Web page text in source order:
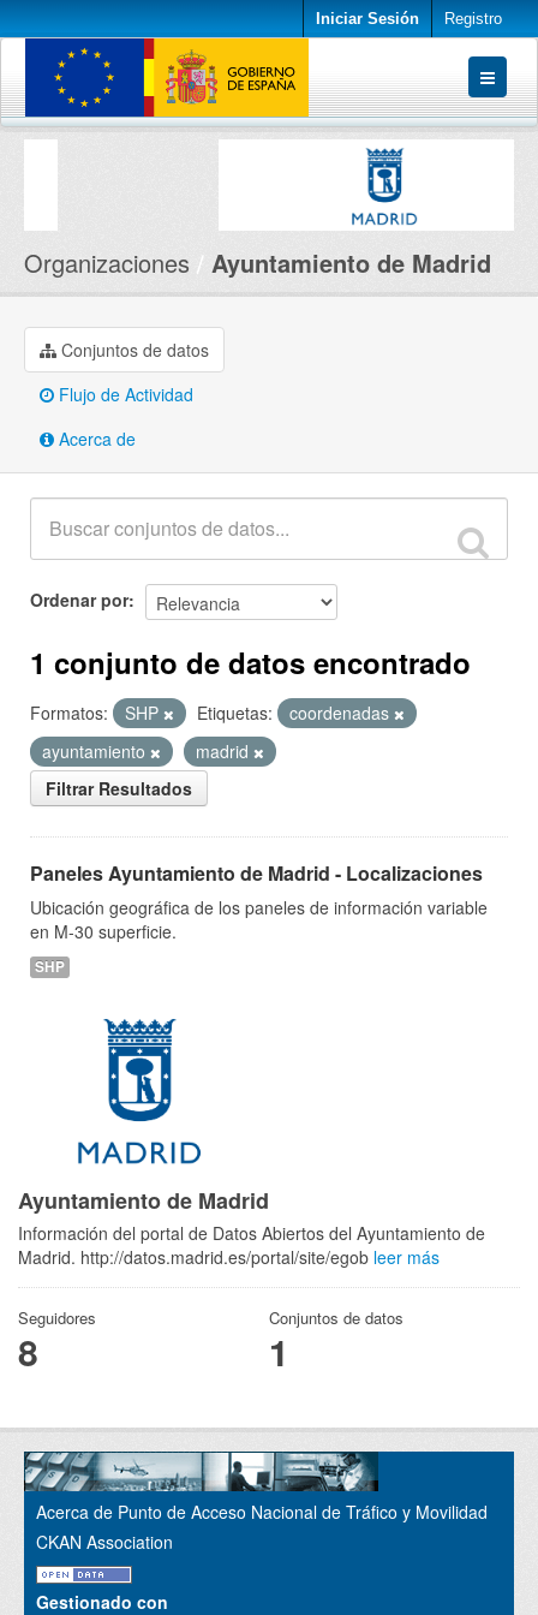
Iniciar Sesión Registro
Conjuntos de datos
Organizaciones Ayuntamiento de Madrid
Conjuntos de datos
Flujo de Actividad
Acerca de
Ordenar por
1 conjunto de datos encontrado
Formatos: SHP Etiquetas:
coordenadas
ayuntamiento
madrid
Filtrar Resultados
Paneles Ayuntamiento de Madrid - Localizaciones
Ubicación geográfica de los paneles de información variable
en M-30 superficie.
SHP
Ayuntamiento de Madrid
Información del portal de Datos Abiertos del Ayuntamiento de
Madrid. http://datos.madrid.es/portal/site/egob leer más
Seguidores
8
Conjuntos de datos
1
Acerca de Punto de Acceso Nacional de Tráfico y Movilidad
CKAN Association
Gestionado con